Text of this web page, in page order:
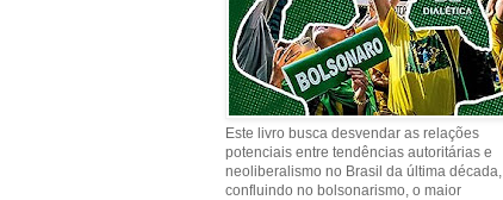
Este livro busca desvendar as relações
potenciais entre tendências autoritárias e
neoliberalismo no Brasil da última década,
confluindo no bolsonarismo, o maior